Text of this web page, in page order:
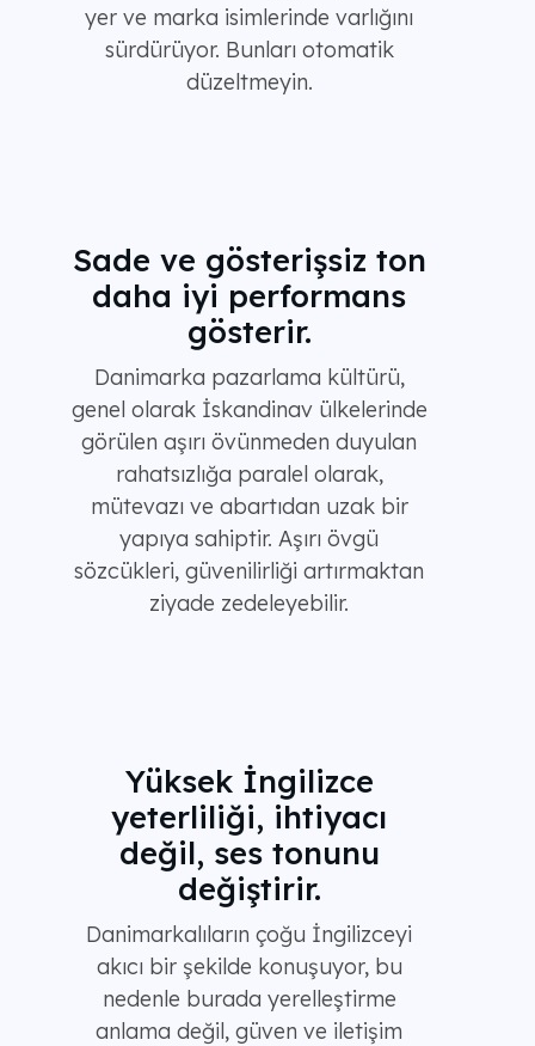
yer ve marka isimlerinde varlığını
sürdürüyor. Bunları otomatik
düzeltmeyin.
Sade ve gösterişsiz ton
daha iyi performans
gösterir.
Danimarka pazarlama kültürü,
genel olarak İskandinav ülkelerinde
görülen aşırı övünmeden duyulan
rahatsızlığa paralel olarak,
mütevazı ve abartıdan uzak bir
yapıya sahiptir. Aşırı övgü
sözcükleri, güvenilirliği artırmaktan
ziyade zedeleyebilir.
Yüksek İngilizce
yeterliliği, ihtiyacı
değil, ses tonunu
değiştirir.
Danimarkalıların çoğu İngilizceyi
akıcı bir şekilde konuşuyor, bu
nedenle burada yerelleştirme
anlama değil, güven ve iletişim